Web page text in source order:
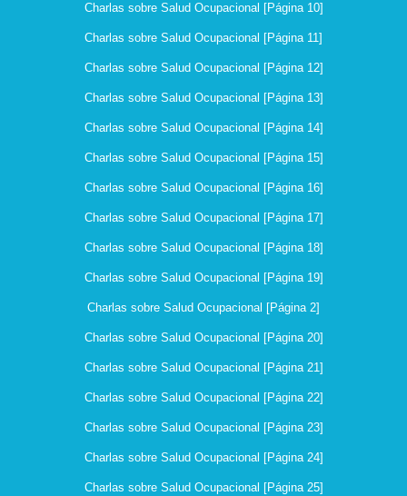
Charlas sobre Salud Ocupacional [Página 10]
Charlas sobre Salud Ocupacional [Página 11]
Charlas sobre Salud Ocupacional [Página 12]
Charlas sobre Salud Ocupacional [Página 13]
Charlas sobre Salud Ocupacional [Página 14]
Charlas sobre Salud Ocupacional [Página 15]
Charlas sobre Salud Ocupacional [Página 16]
Charlas sobre Salud Ocupacional [Página 17]
Charlas sobre Salud Ocupacional [Página 18]
Charlas sobre Salud Ocupacional [Página 19]
Charlas sobre Salud Ocupacional [Página 2]
Charlas sobre Salud Ocupacional [Página 20]
Charlas sobre Salud Ocupacional [Página 21]
Charlas sobre Salud Ocupacional [Página 22]
Charlas sobre Salud Ocupacional [Página 23]
Charlas sobre Salud Ocupacional [Página 24]
Charlas sobre Salud Ocupacional [Página 25]